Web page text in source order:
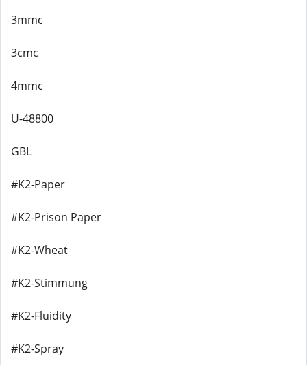
3mmc
3cmc
4mmc
U-48800
GBL
#K2-Paper
#K2-Prison Paper
#K2-Wheat
#K2-Stimmung
#K2-Fluidity
#K2-Spray